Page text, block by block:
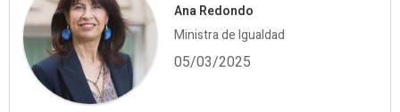
Ana Redondo
Ministra de Igualdad
05/03/2025